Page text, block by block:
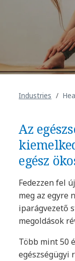
Industries
Az
egész
Fedezzen fel
meg az egyre
iparágvezető
megoldások
Több mint 50
egészségügyi